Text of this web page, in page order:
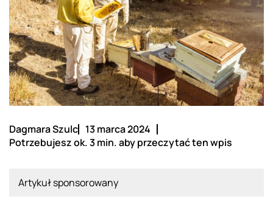
Dagmara Szulc 13 marca 2024
Potrzebujesz ok. 3 min. aby przeczytać ten wpis
Artykuł sponsorowany